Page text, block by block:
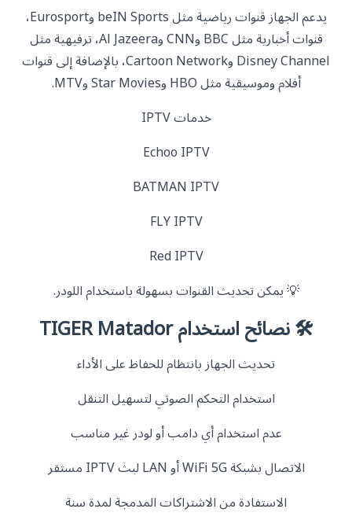
يدعم الجهاز قنوات رياضية مثل beIN Sports وEurosport،
قنوات أخبارية مثل BBC وCNN وAl Jazeera، ترفيهية مثل
Disney Channel وCartoon Network، بالإضافة إلى قنوات
أفلام وموسيقية مثل HBO وStar Movies وMTV.
خدمات IPTV
Echoo IPTV
BATMAN IPTV
FLY IPTV
Red IPTV
💡 يمكن تحديث القنوات بسهولة باستخدام اللودر.
🛠️ نصائح استخدام TIGER Matador
تحديث الجهاز بانتظام للحفاظ على الأداء
استخدام التحكم الصوتي لتسهيل التنقل
عدم استخدام أي دامب أو لودر غير مناسب
الاتصال بشبكة WiFi 5G أو LAN لبث IPTV مستقر
الاستفادة من الاشتراكات المدمجة لمدة سنة